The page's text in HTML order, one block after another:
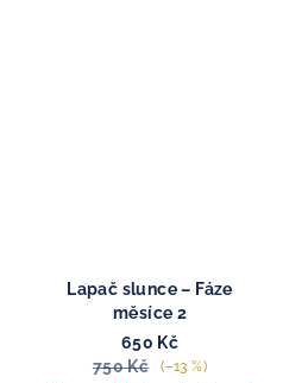
Lapač slunce – Fáze
měsíce 2
650 Kč
750 Kč
(–13 %)